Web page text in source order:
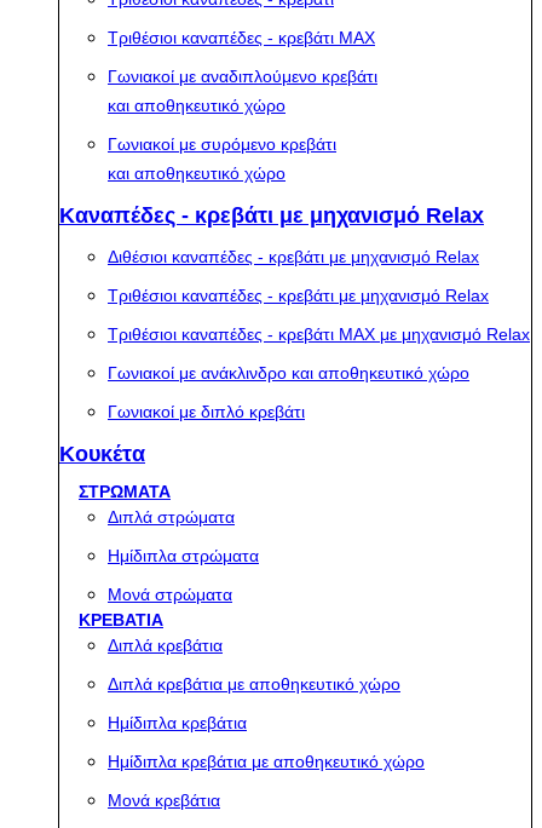
Τριθέσιοι καναπέδες - κρεβάτι MAX
Γωνιακοί με αναδιπλούμενο κρεβάτι
και αποθηκευτικό χώρο
Γωνιακοί με συρόμενο κρεβάτι
και αποθηκευτικό χώρο
Καναπέδες - κρεβάτι με μηχανισμό Relax
Διθέσιοι καναπέδες - κρεβάτι με μηχανισμό Relax
Τριθέσιοι καναπέδες - κρεβάτι με μηχανισμό Relax
Τριθέσιοι καναπέδες - κρεβάτι MAX με μηχανισμό Relax
Γωνιακοί με ανάκλινδρο και αποθηκευτικό χώρο
Γωνιακοί με διπλό κρεβάτι
Κουκέτα
ΣΤΡΩΜΑΤΑ
Διπλά στρώματα
Ημίδιπλα στρώματα
Μονά στρώματα
ΚΡΕΒΑΤΙΑ
Διπλά κρεβάτια
Διπλά κρεβάτια με αποθηκευτικό χώρο
Ημίδιπλα κρεβάτια
Ημίδιπλα κρεβάτια με αποθηκευτικό χώρο
Μονά κρεβάτια